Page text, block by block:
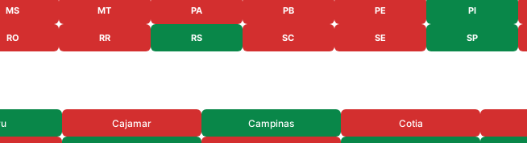
MS MT PA PB PE PI
RO RR RS SC SE SP
Cajamar Campinas Cotia